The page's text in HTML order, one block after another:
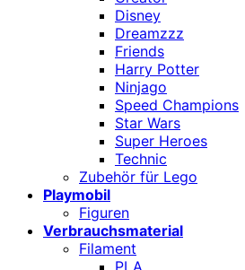
Disney
Dreamzzz
Friends
Harry Potter
Ninjago
Speed Champions
Star Wars
Super Heroes
Technic
Zubehör für Lego
Playmobil
Figuren
Verbrauchsmaterial
Filament
PLA